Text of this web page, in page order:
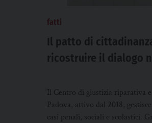
fatti
Il patto di
ricostruire il dialogo
riparativa e
Il Centro di giustizia riparativa
Padova, attivo dal 2018,
casi penali, sociali e scolastici.